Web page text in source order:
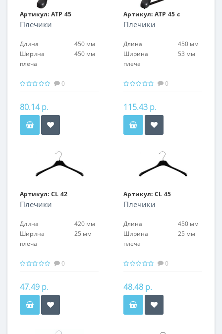
Артикул: АТP 45
Плечики
Длина
450 мм
Ширина
плеча
450 мм
0
80.14 р.
Артикул: ATP 45 с
перекладиной
Плечики
Длина
450 мм
Ширина
плеча
53 мм
0
115.43 р.
Артикул: CL 42
Плечики
Длина
420 мм
Ширина
плеча
25 мм
0
47.49 р.
Артикул: CL 45
Плечики
Длина
450 мм
Ширина
плеча
25 мм
0
48.48 р.